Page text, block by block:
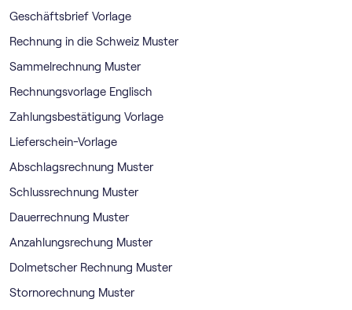
Geschäftsbrief Vorlage
Rechnung in die Schweiz Muster
Sammelrechnung Muster
Rechnungsvorlage Englisch
Zahlungsbestätigung Vorlage
Lieferschein-Vorlage
Abschlagsrechnung Muster
Schlussrechnung Muster
Dauerrechnung Muster
Anzahlungsrechung Muster
Dolmetscher Rechnung Muster
Stornorechnung Muster